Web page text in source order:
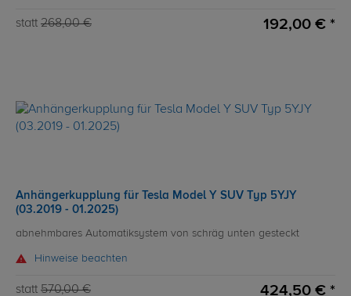
statt 268,00 € 192,00 € *
Anhängerkupplung für Tesla Model Y SUV Typ 5YJY
(03.2019 - 01.2025)
abnehmbares Automatiksystem von schräg unten gesteckt
Hinweise beachten
statt 570,00 € 424,50 € *